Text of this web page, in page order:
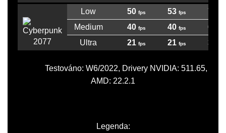
Low
50 53
74
Medium
40 40
62
Ultra
21 21 36
Testováno: W6/2022, Drivery NVIDIA: 511.65,
AMD: 22.2.1
Legenda: